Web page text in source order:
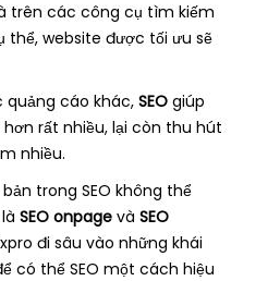
trên các công cụ tìm kiếm
thể, website được tối ưu sẽ
quảng cáo khác, SEOgiúp
rất nhiều, lại còn thu hút
nhiều.
trong SEO không thể
SEO onpage và SEO
đi sâu vào những khái
có thể SEO một cách hiệu